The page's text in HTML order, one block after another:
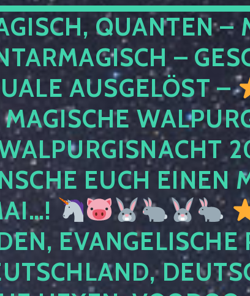
QUANTEN –
–
AUSGELÖST –
EUCH EINEN
EVANGELISCHE